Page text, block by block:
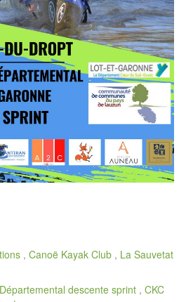
, Canoë Kayak Club , La Sauvetat
descente sprint , CKC